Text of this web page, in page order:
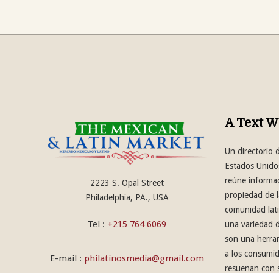
2223 S. Opal Street
Philadelphia, PA., USA
Tel : +215 764 6069
E-mail : philatinosmedia@gmail.com
A Text
Un directorio
Estados
reúne
propiedad de
comunidad
una variedad
son una
a los
resuenan con